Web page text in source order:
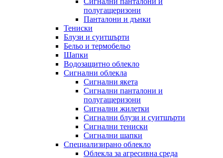
полугащеризони
Панталони и дънки
Тениски
Блузи и суитшърти
Бельо и термобельо
Шапки
Водозащитно облекло
Сигнални облекла
Сигнални якета
Сигнални панталони и
полугащеризони
Сигнални жилетки
Сигнални блузи и суитшърти
Сигнални тениски
Сигнални шапки
Специализирано облекло
Облекла за агресивна среда